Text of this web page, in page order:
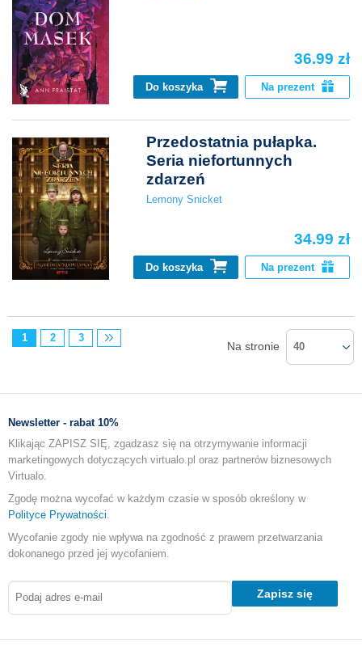
36.99 zł
Do koszyka Na prezent
Przedostatnia pułapka.
Seria niefortunnych
zdarzeń
Lemony Snicket
34.99 zł
Do koszyka Na prezent
1 2 3
Na stronie 40
Newsletter - rabat 10%
Klikając ZAPISZ SIĘ, zgadzasz się na otrzymywanie informacji
marketingowych dotyczących virtualo.pl oraz partnerów biznesowych
Virtualo.
Zgodę można wycofać w każdym czasie w sposób określony w
Polityce Prywatności
Wycofanie zgody nie wpływa na zgodność z prawem przetwarzania
dokonanego przed jej wycofaniem.
Zapisz się